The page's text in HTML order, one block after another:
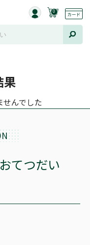
0
果
んでした
てつだい